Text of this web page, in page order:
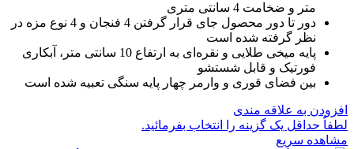
متر و ضخامت 4 سانتی متری
دور تا دور محصول جای قرار گرفتن 4 فنجان و 4 نوع مزه در
نظر گرفته شده است
پایه میخی طلایی و نقره‌ای به ارتفاع 10 سانتی متر، آبکاری
فورتیک و قابل شستشو
بین فضای قوری و وارمر چهار پایه سنگی تعبیه شده است
افزودن به علاقه مندی
لطفاٌ حداقل یک گزینه را انتخاب بفرمائید.
مشاهده سریع